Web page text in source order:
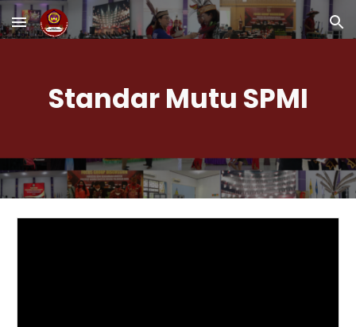
Skip to main content Skip to navigation
Standar Mutu SPMI